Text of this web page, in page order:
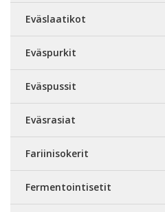
Eväslaatikot
Eväspurkit
Eväspussit
Eväsrasiat
Fariinisokerit
Fermentointisetit